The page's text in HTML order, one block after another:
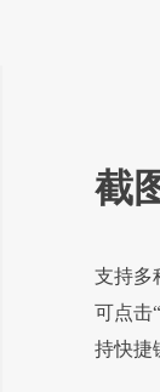
截
支持多
可点击
持快捷